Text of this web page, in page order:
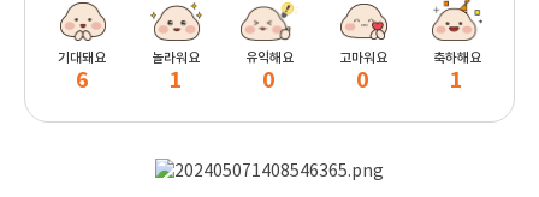
기대돼요
6
놀라워요
1
유익해요
0
고마워요
0
축하해요
1